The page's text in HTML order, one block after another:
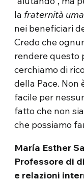
la fraternità
nei beneficiari
Credo che
rendere questo
cerchiamo di
della Pace. Non
facile per
fatto che non
che possiamo
María Esther
Professore di
e relazioni